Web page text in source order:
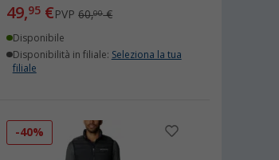
49,95 €PVP60,00€
Disponibile
Disponibilità in filiale: Seleziona la tua
filiale
-40%